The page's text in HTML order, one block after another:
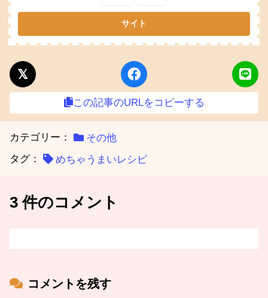
この記事のURLをコピーする
カテゴリー：
その他
タグ：
めちゃうまいレシピ
3 件のコメント
コメントを残す